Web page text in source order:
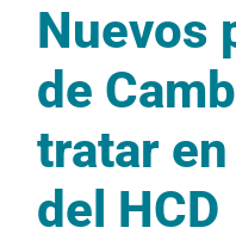
Nuevos
de
tratar
del HCD